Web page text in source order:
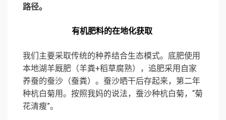
路径。
有机肥料的在地化获取
我们主要采取传统的种养结合生态模式。底肥使用
本地湖羊厩肥（羊粪+稻草腐熟），追肥采用自家
养蚕的蚕沙（蚕粪）。蚕沙晒干后存起来，第二年
种杭白菊用。按照我妈的说法，蚕沙种杭白菊，“菊
花清瘦”。